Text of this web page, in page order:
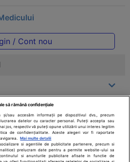
/ Cont nou
să rămână confidențiale
și/sau accesăm informații pe dispozitivul dvs., precum
datelor cu caracter personal. Puteți accepta sau
jos, respectiv vă puteți opune utilizării unui interes legitim
de confidențialitate. Aceste alegeri vor fi raportate
Mai multe detalii
si agentiile de publicitate partenere, precum si
prelucram date pentru a permite website-ului sa
si anunturile publicitare afisate in functie de